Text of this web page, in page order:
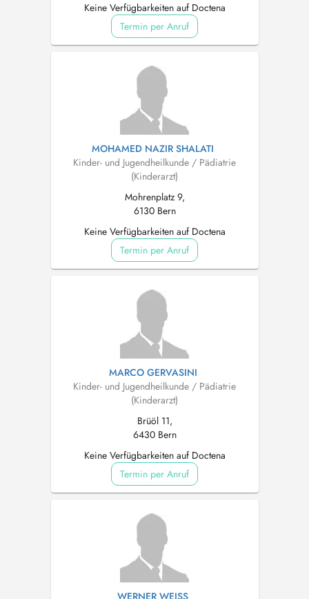
Keine Verfügbarkeiten auf Doctena
Termin per Anruf
MOHAMED NAZIR SHALATI
Kinder- und Jugendheilkunde / Pädiatrie
(Kinderarzt)
Mohrenplatz 9,
6130 Bern
Keine Verfügbarkeiten auf Doctena
Termin per Anruf
MARCO GERVASINI
Kinder- und Jugendheilkunde / Pädiatrie
(Kinderarzt)
Brüöl 11,
6430 Bern
Keine Verfügbarkeiten auf Doctena
Termin per Anruf
WERNER WEISS